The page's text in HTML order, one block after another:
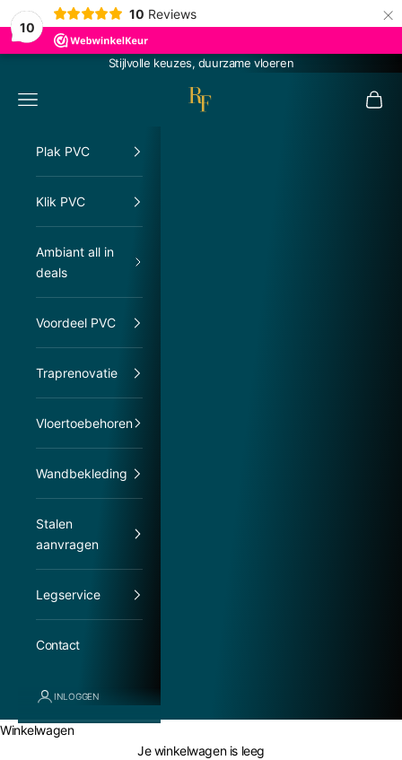
10
10 Reviews ×
Stijlvolle keuzes, duurzame vloeren
RachelFloors
Menu
Plak PVC
Klik PVC
Ambiant all in
deals
Voordeel PVC
Traprenovatie
Vloertoebehoren
Wandbekleding
Stalen
aanvragen
Legservice
Contact
INLOGGEN
Winkelwagen
Je winkelwagen is leeg